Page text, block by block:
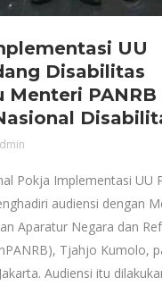
UU
Disabilitas
Menteri PANRB
Pokja Implementasi UU
audiensi dengan
Aparatur Negara dan
Tjahjo Kumolo,
Audiensi itu